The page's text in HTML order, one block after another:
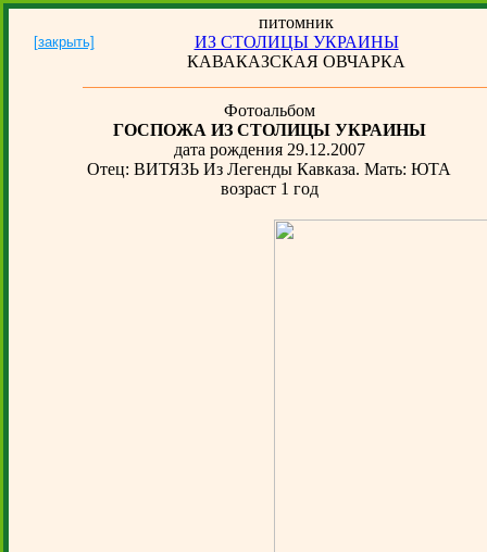
[закрыть]
питомник
ИЗ СТОЛИЦЫ УКРАИНЫ
КАВАКАЗСКАЯ ОВЧАРКА
Фотоальбом
ГОСПОЖА ИЗ СТОЛИЦЫ УКРАИНЫ
дата рождения 29.12.2007
Отец: ВИТЯЗЬ Из Легенды Кавказа. Мать: ЮТА
возраст 1 год